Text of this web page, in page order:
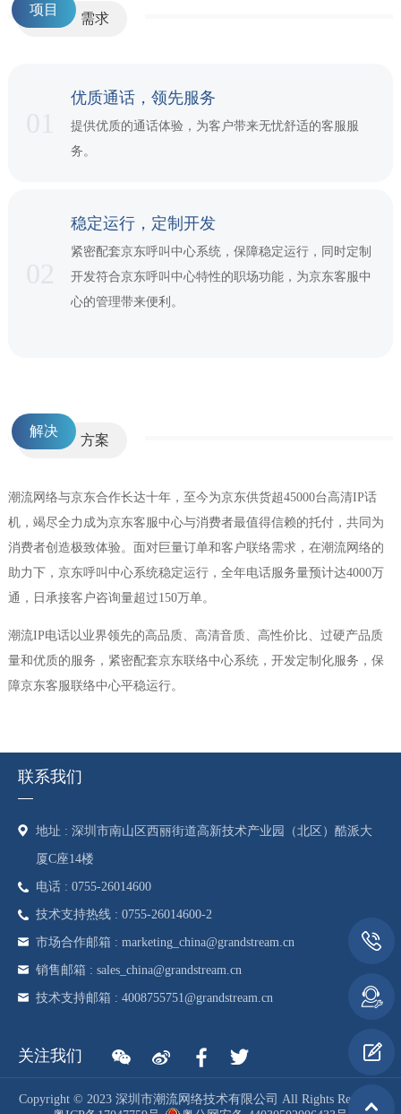
项目
需求
优质通话，领先服务
提供优质的通话体验，为客户带来无忧舒适的客服服
务。
稳定运行，定制开发
紧密配套京东呼叫中心系统，保障稳定运行，同时定制
开发符合京东呼叫中心特性的职场功能，为京东客服中
心的管理带来便利。
解决
方案
潮流网络与京东合作长达十年，至今为京东供货超45000台高清IP话
机，竭尽全力成为京东客服中心与消费者最值得信赖的托付，共同为
消费者创造极致体验。面对巨量订单和客户联络需求，在潮流网络的
助力下，京东呼叫中心系统稳定运行，全年电话服务量预计达4000万
通，日承接客户咨询量超过150万单。
潮流IP电话以业界领先的高品质、高清音质、高性价比、过硬产品质
量和优质的服务，紧密配套京东联络中心系统，开发定制化服务，保
障京东客服联络中心平稳运行。
联系我们
地址 : 深圳市南山区西丽街道高新技术产业园（北区）酷派大
厦C座14楼
电话 : 0755-26014600
技术支持热线 : 0755-26014600-2
市场合作邮箱 : marketing_china@grandstream.cn
销售邮箱 : sales_china@grandstream.cn
技术支持邮箱 : 4008755751@grandstream.cn
关注我们
Copyright © 2023 深圳市潮流网络技术有限公司 All Rights Reserved